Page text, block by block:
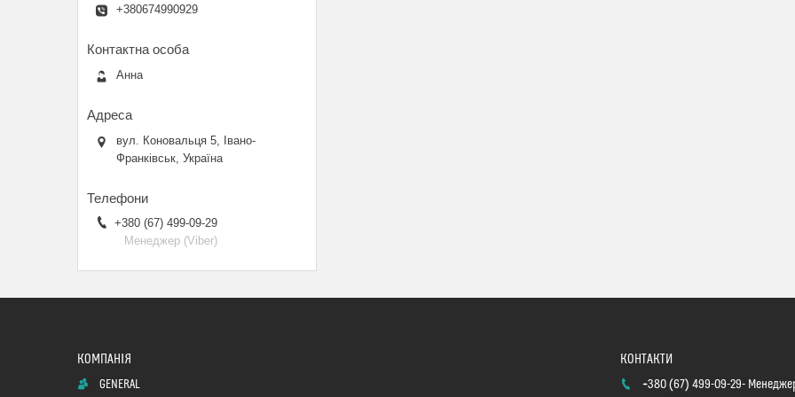
+380674990929
Анна
вул. Коновальця 5, Івано-
Франківськ, Україна
+380 (67) 499-09-29
Менеджер (Viber)
GENERAL +380 (67) 499-09-29